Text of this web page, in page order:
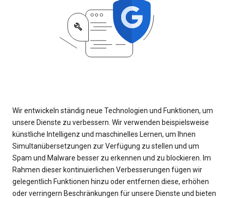
Wir entwickeln ständig neue Technologien und Funktionen, um
unsere Dienste zu verbessern. Wir verwenden beispielsweise
künstliche Intelligenz und maschinelles Lernen, um Ihnen
Simultanübersetzungen zur Verfügung zu stellen und um
Spam und Malware besser zu erkennen und zu blockieren. Im
Rahmen dieser kontinuierlichen Verbesserungen fügen wir
gelegentlich Funktionen hinzu oder entfernen diese, erhöhen
oder verringern Beschränkungen für unsere Dienste und bieten